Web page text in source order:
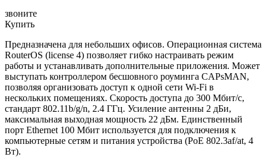
звоните
Купить
Предназначена для небольших офисов. Операционная система
RouterOS (license 4) позволяет гибко настраивать режим
работы и устанавливать дополнительные приложения. Может
выступать контроллером бесшовного роуминга CAPsMAN,
позволяя организовать доступ к одной сети Wi-Fi в
нескольких помещениях. Скорость доступа до 300 Мбит/с,
стандарт 802.11b/g/n, 2.4 ГГц. Усиление антенны 2 дБи,
максимальная выходная мощность 22 дБм. Единственный
порт Ethernet 100 Мбит используется для подключения к
компьютерные сетям и питания устройства (PoE 802.3af/at, 4
Вт).